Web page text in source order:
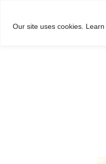
Our site uses cookies.